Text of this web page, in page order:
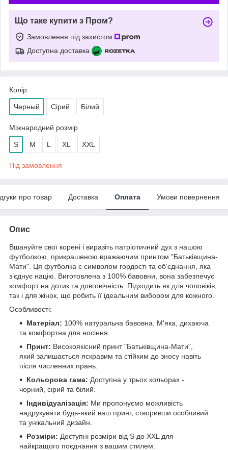
Що таке купити з Пром?
Замовлення під захистом
Доступна доставка
Колір
Черный Сірий Білий
Міжнародний розмір
S M L XL XXL
Під замовлення
про товар Доставка Оплата Умови повернення
Опис
Вшануйте свої корені і виразіть патріотичний дух з нашою
футболкою, прикрашеною вражаючим принтом "Батьківщина-
Мати". Ця футболка є символом гордості та об’єднання, яка
з’єднує націю. Виготовлена з 100% бавовни, вона забезпечує
комфорт на дотик та довговічність. Підходить як для чоловіків,
так і для жінок, що робить її ідеальним вибором для кожного.
Особливості:
Матеріал: 100% натуральна бавовна. М'яка, дихаюча
та комфортна для носіння.
Принт: Високоякісний принт "Батьківщина-Мати",
який залишається яскравим та стійким до зносу навіть
після численних прань.
Кольорова гама: Доступна у трьох кольорах -
чорний, сірий та білий.
Індивідуалізація: Ми пропонуємо можливість
надрукувати будь-який ваш принт, створивши особливий
та унікальний дизайн.
Розміри: Доступні розміри від S до XXL для
найкращого поєднання з вашим стилем.